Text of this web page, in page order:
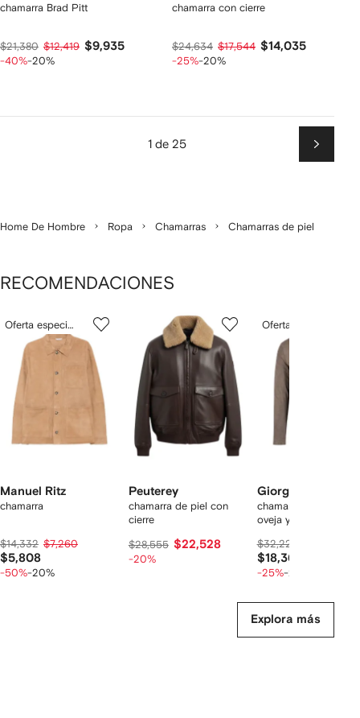
chamarra Brad Pitt
$21,380 $12,419 $9,935
-40%-20%
chamarra con cierre
$24,634 $17,544 $14,035
-25%-20%
1 de 25
Home De Hombre Ropa Chamarras Chamarras de piel
RECOMENDACIONES
de
Oferta especial
Manuel Ritz
chamarra
$14,332 $7,260
$5,808
-50%-20%
Peuterey
chamarra de piel con
cierre
$28,555 $22,528
-20%
de
Giorgio Brato
chamarra de piel de
oveja y cierre
$32,226
$18,361
-25%-20%
Explora más